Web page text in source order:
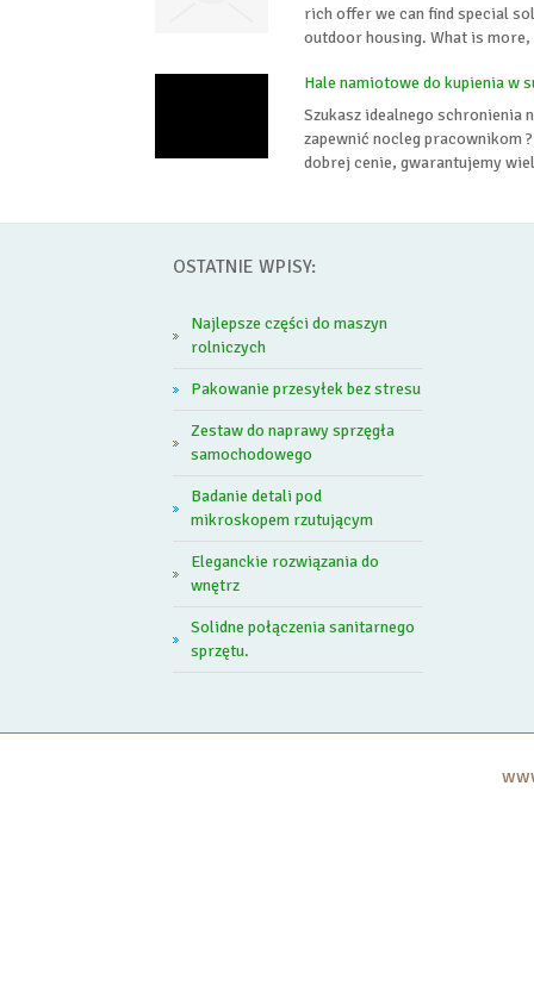
rich offer we can find special
outdoor housing. What is
Hale namiotowe do kupienia w
Szukasz idealnego schronienia
zapewnić nocleg pracownikom
dobrej cenie, gwarantujemy
OSTATNIE WPISY:
Najlepsze części do maszyn
rolniczych
Pakowanie przesyłek bez stresu
Zestaw do naprawy sprzęgła
samochodowego
Badanie detali pod
mikroskopem rzutującym
Eleganckie rozwiązania do
wnętrz
Solidne połączenia sanitarnego
sprzętu.